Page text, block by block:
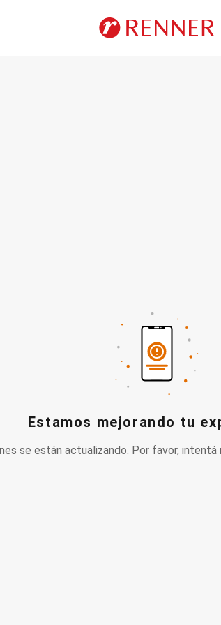
Estamos mejorando tu
se están actualizando. Por favor,